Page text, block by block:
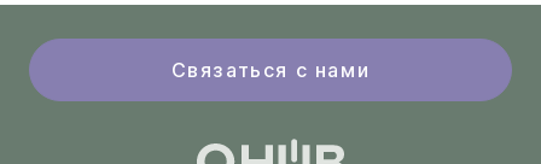
Связаться с нами